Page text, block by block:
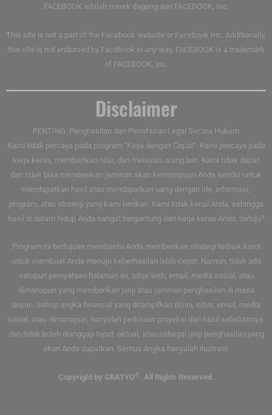
FACEBOOK adalah merek dagang dari FACEBOOK, Inc.
This site is not a part of the Facebook website or Facebook Inc. Additionally,
this site is not endorsed by Facebook in any way. FACEBOOK is a trademark
of FACEBOOK, Inc.
Disclaimer
PENTING: Penghasilan dan Penafsiran Legal Secara Hukum
Kami tidak percaya pada program “Kaya dengan Cepat”. Kami percaya pada
kerja keras, memberikan nilai, dan melayani orang lain. Kami tidak dapat
dan tidak bisa memberikan jaminan akan kemampuan Anda sendiri untuk
mendapatkan hasil atau mendapatkan uang dengan ide, informasi,
program, atau strategi yang kami berikan. Kami tidak kenal Anda, sehingga
hasil di dalam hidup Anda sangat bergantung dari kerja keras Anda. Setuju?
Program ini bertujuan membantu Anda memberikan strategi terbaik kami
untuk membuat Anda menuju keberhasilan lebih cepat. Namun, tidak ada
satupun pernyataan halaman ini, situs web, email, media sosial, atau
dimanapun yang memberikan janji atau jaminan penghasilan di masa
depan. Setiap angka finansial yang ditampilkan disini, situs, email, media
sosial, atau dimanapun, hanyalah perkiraan proyeksi dari hasil sebelumnya,
dan tidak boleh dianggap tepat, aktual, atau sebagai janji penghasilan yang
akan Anda dapatkan. Semua Angka hanyalah ilustrasi.
Copyright by GRATYO ® . All Rights Reserved.